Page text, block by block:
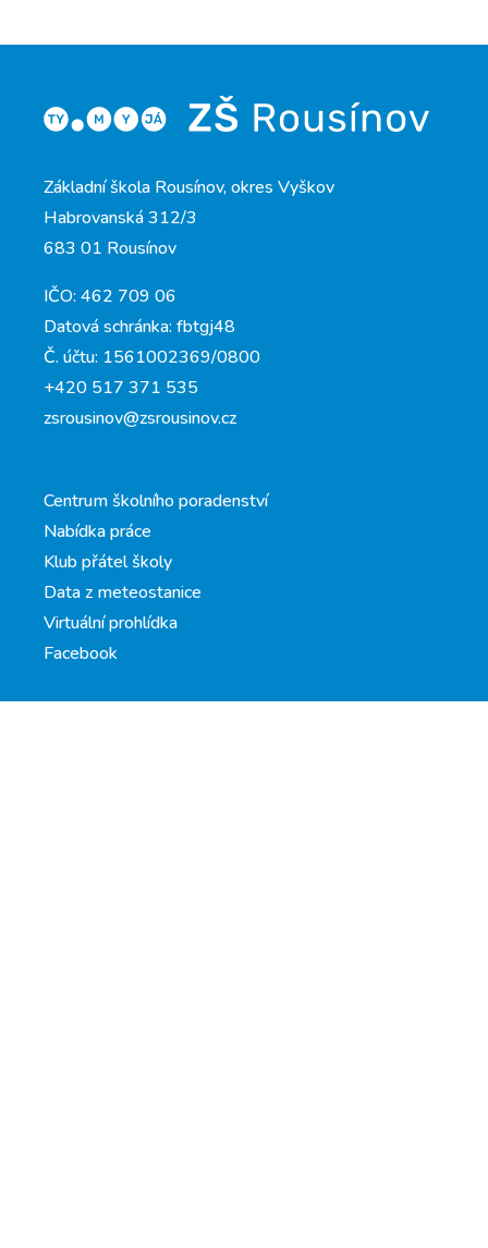
Základní škola Rousínov, okres Vyškov
Habrovanská 312/3
683 01 Rousínov
IČO: 462 709 06
Datová schránka: fbtgj48
Č. účtu: 1561002369/0800
+420 517 371 535
zsrousinov@zsrousinov.cz
Centrum školního poradenství
Nabídka práce
Klub přátel školy
Data z meteostanice
Virtuální prohlídka
Facebook